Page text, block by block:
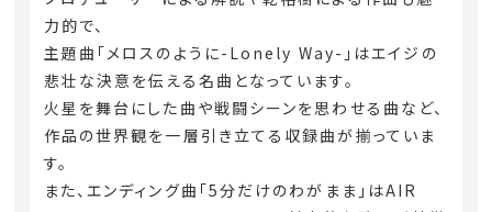
力的で、
主題曲「メロスのように-Lonely Way-」はエイジの
悲壮な決意を伝える名曲となっています。
火星を舞台にした曲や戦闘シーンを思わせる曲など、
作品の世界観を一層引き立てる収録曲が揃っていま
す。
また、エンディング曲「5分だけのわがまま」はAIR